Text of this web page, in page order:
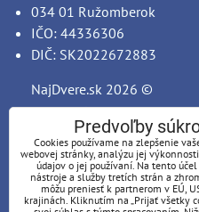
034 01 Ružomberok
IČO: 44336306
DIČ: SK2022672883
NajDvere.sk 2026 ©
Predvoľby
Cookies používame na zlepšenie
webovej stránky, analýzu jej
údajov o jej používaní. Na tento
nástroje a služby tretích strán a
môžu preniesť k partnerom v EÚ,
krajinách. Kliknutím na „Prijať všetky